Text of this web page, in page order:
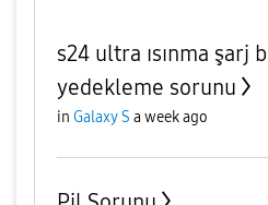
s24 ultra ısınma şarj
yedekleme sorunu
in Galaxy S a week ago